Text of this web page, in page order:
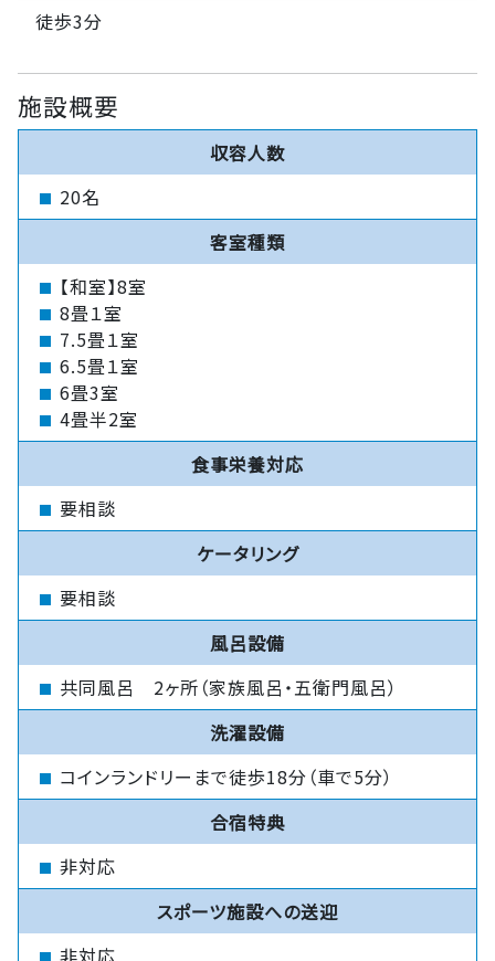
徒歩3分
施設概要
収容人数
20名
客室種類
【和室】8室
8畳１室
7.5畳１室
6.5畳１室
6畳3室
4畳半2室
食事栄養対応
要相談
ケータリング
要相談
風呂設備
共同風呂 2ヶ所（家族風呂・五衛門風呂）
洗濯設備
コインランドリーまで徒歩18分（車で5分）
合宿特典
非対応
スポーツ施設への送迎
非対応